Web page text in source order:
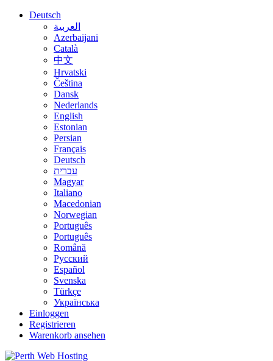
Deutsch
العربية
Azerbaijani
Català
中文
Hrvatski
Čeština
Dansk
Nederlands
English
Estonian
Persian
Français
Deutsch
עברית
Magyar
Italiano
Macedonian
Norwegian
Português
Português
Română
Русский
Español
Svenska
Türkçe
Українська
Einloggen
Registrieren
Warenkorb ansehen